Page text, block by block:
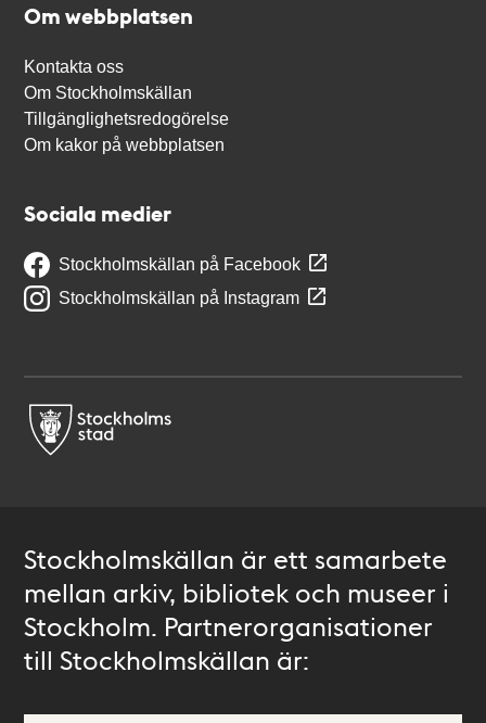
Om webbplatsen
Kontakta oss
Om Stockholmskällan
Tillgänglighetsredogörelse
Om kakor på webbplatsen
Sociala medier
Stockholmskällan på Facebook
Stockholmskällan på Instagram
Stockholmskällan är ett samarbete
mellan arkiv, bibliotek och museer i
Stockholm. Partnerorganisationer
till Stockholmskällan är: